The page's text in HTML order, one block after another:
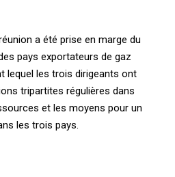
a été prise en marge du
pays exportateurs de gaz
lequel les trois dirigeants ont
tripartites régulières dans
et les moyens pour un
les trois pays.